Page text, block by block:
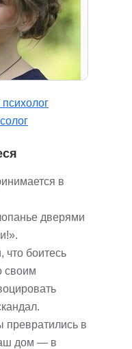
в
дверями
боитесь
своим
превратились в
дом — в